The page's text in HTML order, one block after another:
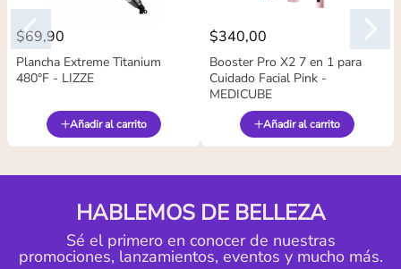
$69,90
Plancha Extreme Titanium
480°F - LIZZE
Añadir al carrito
$340,00
Booster Pro X2 7 en 1 para
Cuidado Facial Pink -
MEDICUBE
Añadir al carrito
HABLEMOS DE BELLEZA
Sé el primero en conocer de nuestras
promociones, lanzamientos, eventos y mucho más.